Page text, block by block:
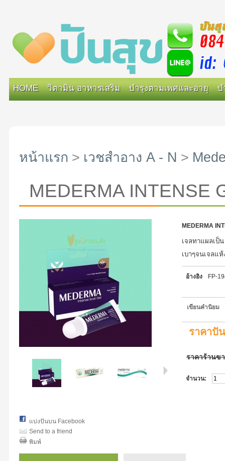
HOME วิตามิน อาหารเสริม บำรุงตามเพศและอายุ บ
หน้าแรก > เวชสำอาง A - N >
MEDERMA INTENSE
แบ่งปันบน Facebook
Send to a friend
พิมพ์
MEDERMA
เจลทาแผลเป็
เบาๆจนเจลแ
อ้างอิง FP-
เขียนคำนิยม
ราคาปั
ราคาร้านข
จำนวน: